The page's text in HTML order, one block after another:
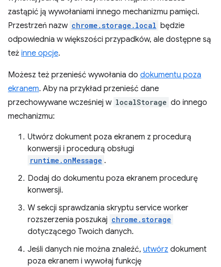
zastąpić ją wywołaniami innego mechanizmu pamięci.
Przestrzeń nazw chrome.storage.local będzie
odpowiednia w większości przypadków, ale dostępne są
też inne opcje.
Możesz też przenieść wywołania do dokumentu poza
ekranem. Aby na przykład przenieść dane
przechowywane wcześniej w localStorage do innego
mechanizmu:
Utwórz dokument poza ekranem z procedurą
konwersji i procedurą obsługi
runtime.onMessage .
Dodaj do dokumentu poza ekranem procedurę
konwersji.
W sekcji sprawdzania skryptu service worker
rozszerzenia poszukaj chrome.storage
dotyczącego Twoich danych.
Jeśli danych nie można znaleźć, utwórz dokument
poza ekranem i wywołaj funkcję